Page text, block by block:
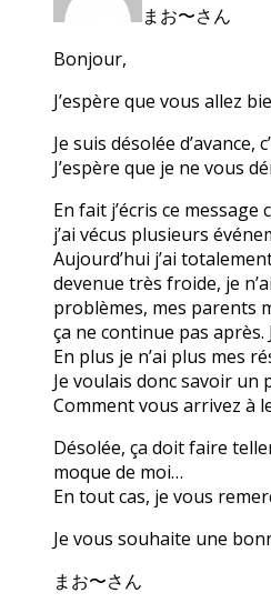
まお〜さん
Bonjour,
J’espère que vous allez
Je suis désolée
J’espère que je ne vous
En fait j’écris ce
j’ai vécus plusieurs
Aujourd’hui j’ai
devenue très froide, je
problèmes, mes parents
ça ne continue pas
En plus je n’ai plus mes
Je voulais donc savoir un
Comment vous arrivez à
Désolée, ça doit faire
moque de moi…
En tout cas, je vous
Je vous souhaite une
まお〜さん